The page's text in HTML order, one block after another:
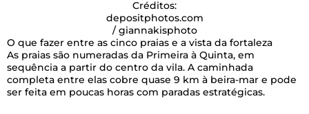
Créditos:
depositphotos.com
/ giannakisphoto
O que fazer entre as cinco praias e a vista da fortaleza
As praias são numeradas da Primeira à Quinta, em
sequência a partir do centro da vila. A caminhada
completa entre elas cobre quase 9 km à beira-mar e pode
ser feita em poucas horas com paradas estratégicas.